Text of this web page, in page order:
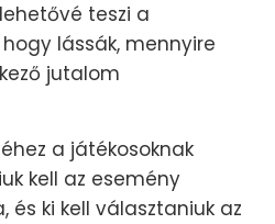
teszi a
lássák, mennyire
jutalom
a játékosoknak
kell az esemény
és ki kell választaniuk az